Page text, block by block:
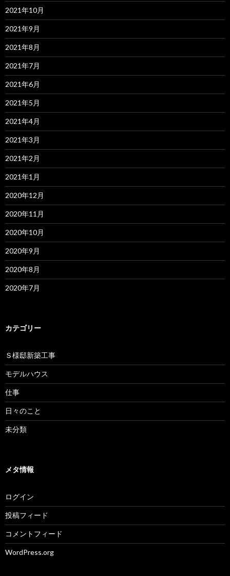
2021年10月
2021年9月
2021年8月
2021年7月
2021年6月
2021年5月
2021年4月
2021年3月
2021年2月
2021年1月
2020年12月
2020年11月
2020年10月
2020年9月
2020年8月
2020年7月
カテゴリー
Ｓ様邸新築工事
モデルハウス
仕事
日々のこと
未分類
メタ情報
ログイン
投稿フィード
コメントフィード
WordPress.org